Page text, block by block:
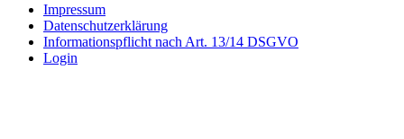
Impressum
Datenschutzerklärung
Informationspflicht nach Art. 13/14 DSGVO
Login